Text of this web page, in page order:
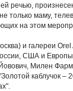
речью,
только маму,
на этом
и галереи
США и
Милен
каблучок –